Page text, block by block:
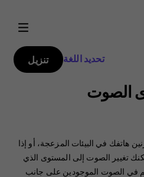
تحديد اللغة تنزيل
الصوت
هاتفك في البيئات المزعجة، أو إذا
تغيير الصوت إلى المستوى الذي
في الصوت الموجودين على جانب